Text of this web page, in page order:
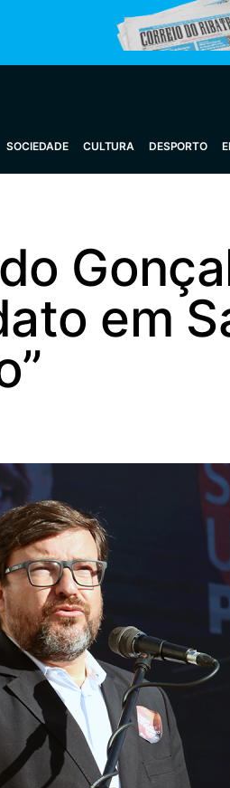
SOCIEDADE CULTURA DESPORTO
em